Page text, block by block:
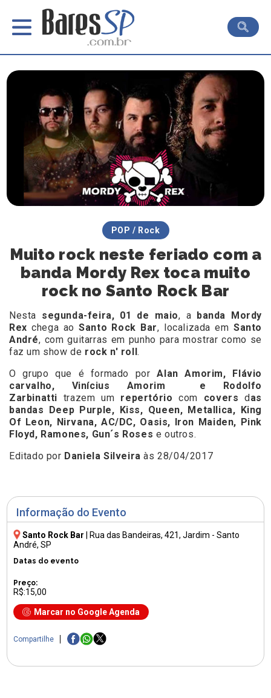
Informação do Evento
Santo Rock Bar Rua das Bandeiras, 421, Jardim - Santo
André, SP
Datas do evento
Preço:
R$:15,00
Marcar no Google Agenda
Compartilhe
POP / Rock
Muito rock neste feriado com a
banda Mordy Rex toca muito
rock no Santo Rock Bar
Nesta segunda-feira, 01 de maio, a
banda Mordy
Rexchega aoSanto Rock Bar, localizada em Santo
André, com guitarras em punho para mostrar como se
faz um show de rock n' roll.
O grupo que é formado porAlan Amorim, Flávio
carvalho, Vinícius Amorim e Rodolfo
Zarbinatti trazem um repertório com covers d as
bandas Deep Purple, Kiss, Queen, Metallica, King
Of Leon, Nirvana, AC/DC, Oasis, Iron Maiden, Pink
Floyd, Ramones, Gun´s Roses e outros.
Editado por Daniela Silveira às 28/04/2017